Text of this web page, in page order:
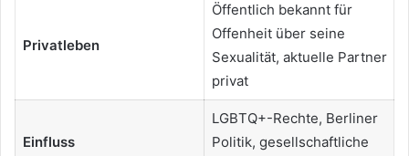
Privatleben
Öffentlich bekannt für
Offenheit über seine
Sexualität, aktuelle Partner
privat
Einfluss
LGBTQ+-Rechte, Berliner
Politik, gesellschaftliche